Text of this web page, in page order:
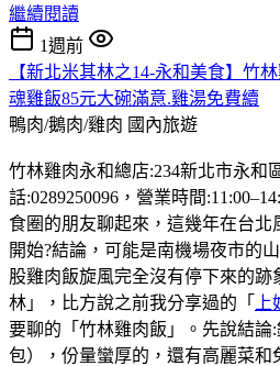
繼續閱讀
1週前
【新北米其林之14-永和美食】竹
魂雞飯85元大碗滿意.雞湯免費續
鴨肉/鵝肉/雞肉 國內旅遊
竹林雞肉永和總店:234新北市永和
話:0289250096，營業時間
食圈的朋友聊起來，這幾年在台
開始?結論，可能是南機場夜市的
股雞肉飯旋風完全沒有停下來的
林」，比方說之前我分享過的「
要聊的「竹林雞肉飯」。先說結論
包），份量蠻厚的，還有高麗菜